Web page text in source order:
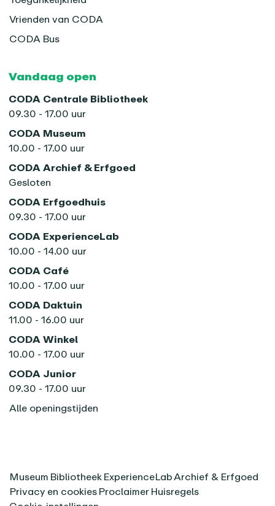
Vrienden van CODA
CODA Bus
Vandaag open
CODA Centrale Bibliotheek
09.30 - 17.00 uur
CODA Museum
10.00 - 17.00 uur
CODA Archief & Erfgoed
Gesloten
CODA Erfgoedhuis
09.30 - 17.00 uur
CODA ExperienceLab
10.00 - 14.00 uur
CODA Café
10.00 - 17.00 uur
CODA Daktuin
11.00 - 16.00 uur
CODA Winkel
10.00 - 17.00 uur
CODA Junior
09.30 - 17.00 uur
Alle openingstijden
Museum Bibliotheek ExperienceLabArchief & Erfgoed
Privacy en cookies Proclaimer Huisregels